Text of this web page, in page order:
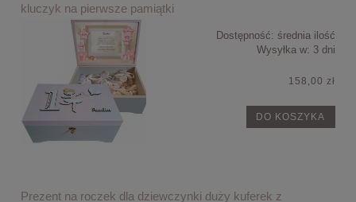
kluczyk na pierwsze pamiątki
Dostępność: średnia ilość
Wysyłka w: 3 dni
158,00 zł
DO KOSZYKA
Prezent na roczek dla dziewczynki duży kuferek z